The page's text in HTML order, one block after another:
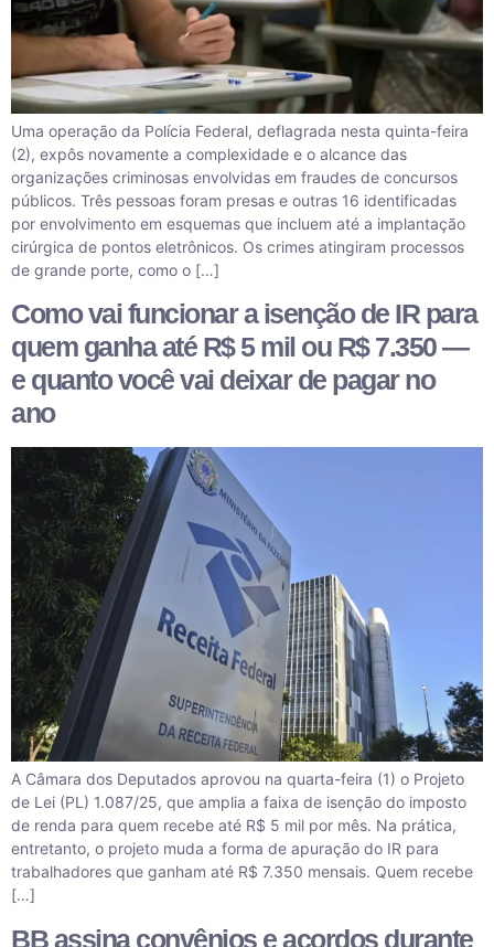
Uma operação da Polícia Federal, deflagrada nesta quinta-feira
(2), expôs novamente a complexidade e o alcance das
organizações criminosas envolvidas em fraudes de concursos
públicos. Três pessoas foram presas e outras 16 identificadas
por envolvimento em esquemas que incluem até a implantação
cirúrgica de pontos eletrônicos. Os crimes atingiram processos
de grande porte, como o […]
Como vai funcionar a isenção de IR para
quem ganha até R$ 5 mil ou R$ 7.350 —
e quanto você vai deixar de pagar no
ano
A Câmara dos Deputados aprovou na quarta-feira (1) o Projeto
de Lei (PL) 1.087/25, que amplia a faixa de isenção do imposto
de renda para quem recebe até R$ 5 mil por mês. Na prática,
entretanto, o projeto muda a forma de apuração do IR para
trabalhadores que ganham até R$ 7.350 mensais. Quem recebe
[…]
BB assina convênios e acordos durante